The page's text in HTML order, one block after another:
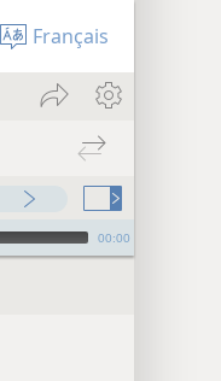
Français
00:00